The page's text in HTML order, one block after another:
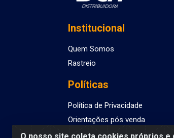
Institucional
Quem Somos
Rastreio
Políticas
Política de Privacidade
Orientações pós venda